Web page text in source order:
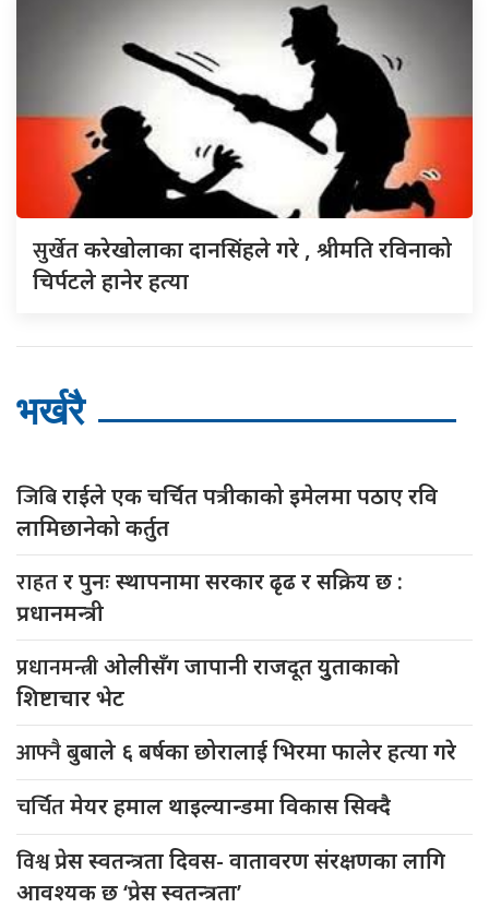
सुर्खेतकरेखोलाका दानसिंहले गरे , श्रीमति रविनाको
चिर्पटले हानेर हत्या
भर्खरै
जिबिराईले एक चर्चित पत्रीकाको इमेलमा पठाए रवि
लामिछानेको कर्तुत
राहतर पुनः स्थापनामा सरकार ढृढ र सक्रिय छ :
प्रधानमन्त्री
प्रधानमन्त्रीओलीसँग जापानी राजदूत युुताकाको
शिष्टाचार भेट
आफ्नैबुबाले ६ बर्षका छोरालाई भिरमा फालेर हत्या गरे
चर्चितमेयर हमाल थाइल्यान्डमा विकास सिक्दै
विश्वप्रेस स्वतन्त्रता दिवस- वातावरण संरक्षणका लागि
आवश्यक छ ‘प्रेस स्वतन्त्रता’